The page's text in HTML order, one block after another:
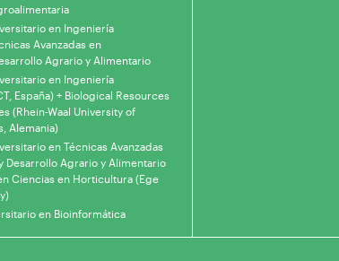
en Ingeniería
Avanzadas en
Agrario y Alimentario
en Ingeniería
España) + Biological Resources
(Rhein-Waal University of
Alemania)
en Técnicas Avanzadas
Desarrollo Agrario y Alimentario
Ciencias en Horticultura (Ege
en Bioinformática